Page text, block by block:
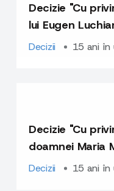
Decizie "Cu
lui Eugen
săptămânalului
Decizii 15 ani în
Decizie "Cu
doamnei Maria
"Deşteptarea"
Decizii 15 ani în